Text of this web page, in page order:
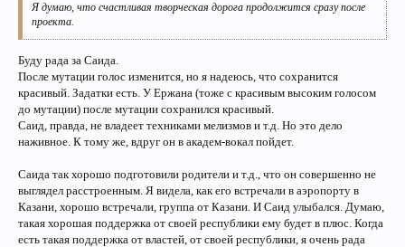
Я думаю, что счастливая творческая дорога продолжится сразу после
проекта.
Буду рада за Саида.
После мутации голос изменится, но я надеюсь, что сохранится
красивый. Задатки есть. У Ержана (тоже с красивым высоким голосом
до мутации) после мутации сохранился красивый.
Саид, правда, не владеет техниками мелизмов и т.д. Но это дело
наживное. К тому же, вдруг он в академ-вокал пойдет.
Саида так хорошо подготовили родители и т.д., что он совершенно не
выглядел расстроенным. Я видела, как его встречали в аэропорту в
Казани, хорошо встречали, группа от Казани. И Саид улыбался. Думаю,
такая хорошая поддержка от своей республики ему будет в плюс. Когда
есть такая поддержка от властей, от своей республики, я очень рада